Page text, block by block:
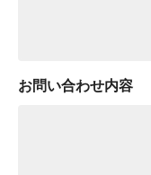
お問い合わせ内容